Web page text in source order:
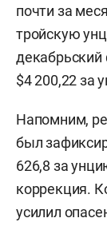
почти за
тройскую
$4 200,22 за
Напомним,
был
626,8 за
коррекция.
усилил